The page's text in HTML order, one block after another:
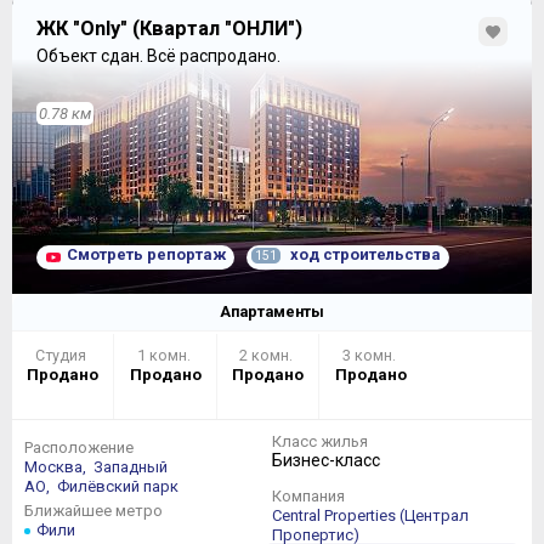
Проблем с недостатком жилой площади в квартирах
не наблюдается, здесь есть где развернуться и на что
замахнуться. Планировки по большей части
поэкспериментировать с углами и трапециями следует
обратить свое внимание на 7 секцию первого корпуса
и на 2 секцию третьего корпуса (не совсем
стандартные планировки обнаружатся именно в них).
ЖК "Only" (Квартал "ОНЛИ")
Объект сдан. Всё распродано.
0.78 км
Смотреть репортаж 151 ход строительства
Апартаменты
Студия
Продано
1 комн.
Продано
2 комн.
Продано
3 комн.
Продано
Расположение
Москва,
Западный
АО,
Филёвский парк
Ближайшее метро
Фили
Класс жилья
Бизнес-класс
Компания
Central Properties (Централ
Пропертис)